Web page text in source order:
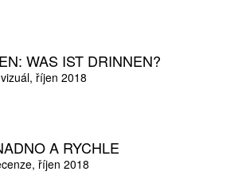
WAS IST DRINNEN?
vizuál říjen 2018
A RYCHLE
říjen 2018